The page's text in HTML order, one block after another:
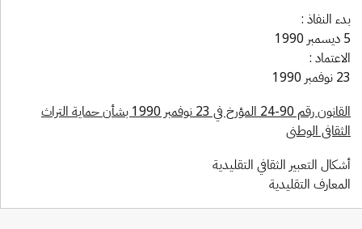
النفاذ :
:
القانون رقم 90-24 المؤرخ في 23 نوفمبر 1990 بشأن حماية التراث
الوطني
التعبير الثقافي التقليدية
التقليدية